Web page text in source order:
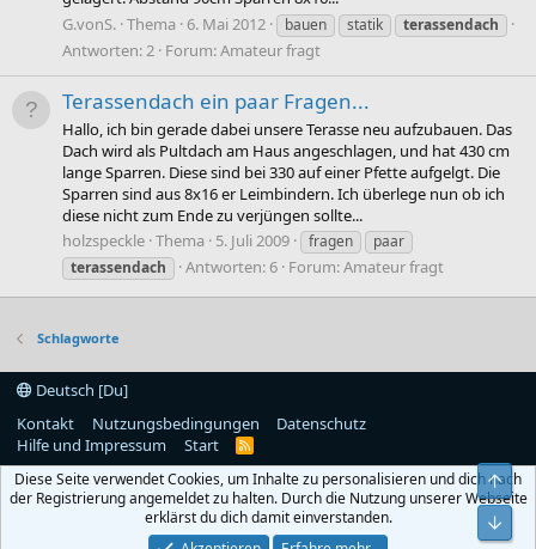
G.vonS. Thema 6. Mai 2012 bauen statik terassendach
Antworten: 2 Forum:Amateur fragt
Terassendach ein paar Fragen...
Hallo, ich bin gerade dabei unsere Terasse neu aufzubauen. Das
Dach wird als Pultdach am Haus angeschlagen, und hat 430 cm
lange Sparren. Diese sind bei 330 auf einer Pfette aufgelgt. Die
Sparren sind aus 8x16 er Leimbindern. Ich überlege nun ob ich
diese nicht zum Ende zu verjüngen sollte...
holzspeckle Thema 5. Juli 2009 fragen
paar
terassendach
Antworten: 6 Forum:Amateur fragt
Schlagworte
Deutsch [Du]
Kontakt
Nutzungsbedingungen
Datenschutz
Hilfe und Impressum
Start
R
S
Diese Seite verwendet Cookies, um Inhalte zu personalisieren und dich nach
der Registrierung angemeldet zu halten. Durch die Nutzung unserer Webseite
erklärst du dich damit einverstanden.